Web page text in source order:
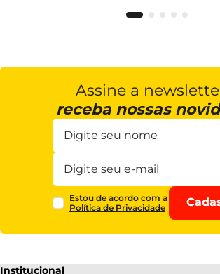
Assine a
receba nossas
Estou de acordo com a
Política de Privacidade
Institucional